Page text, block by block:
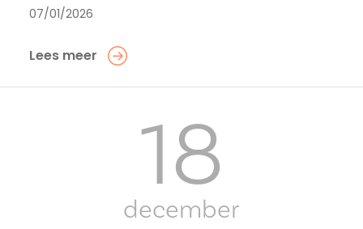
07/01/2026
Lees meer
18
december